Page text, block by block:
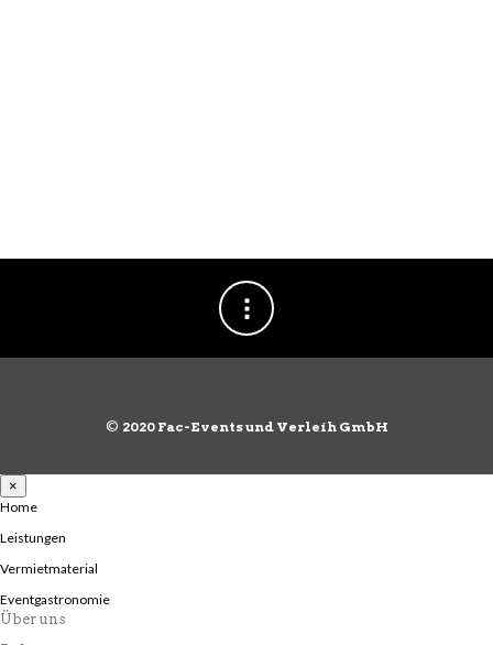
© 2020 Fac-Events und Verleih GmbH
×
Home
Leistungen
Vermietmaterial
Eventgastronomie
Über uns